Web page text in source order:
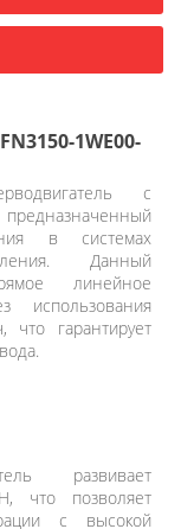
1WE00-
с
предназначенный
в системах
Данный
линейное
использования
что гарантирует
развивает
что позволяет
с высокой